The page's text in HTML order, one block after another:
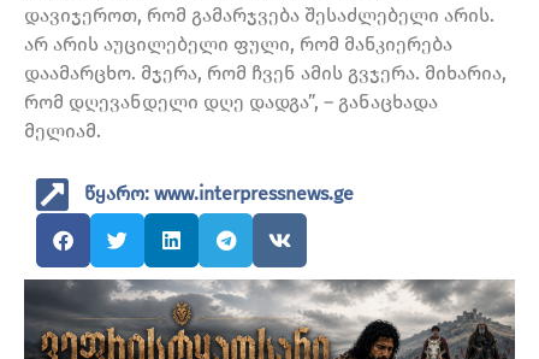
დავიჯეროთ, რომ გამარჯვება შესაძლებელი არის.
არ არის აუცილებელი ფული, რომ მანკიერება
დაამარცხო. მჯერა, რომ ჩვენ ამის გვჯერა. მიხარია,
რომ დღევანდელი დღე დადგა”, – განაცხადა
მელიამ.
წყარო: www.interpressnews.ge